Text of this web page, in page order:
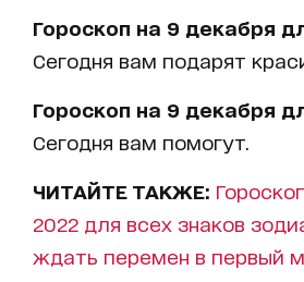
Гороскоп на 9 декабря
Сегодня вам подарят
Гороскоп на 9 декабря
Сегодня вам помогут.
ЧИТАЙТЕ ТАКЖЕ:
2022 для всех знаков
ждать перемен в первый